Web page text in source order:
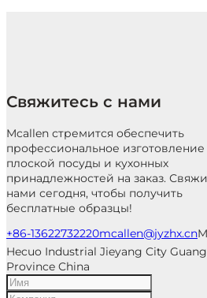
Свяжитесь с нами
Mcallen стремится обеспечить
профессиональное изготовление
плоской посуды и кухонных
принадлежностей на заказ.
нами сегодня, чтобы получить
бесплатные образцы!
+86-13622732220mcallen@jyzhx.cn
Hecuo Industrial Jieyang City
Province China